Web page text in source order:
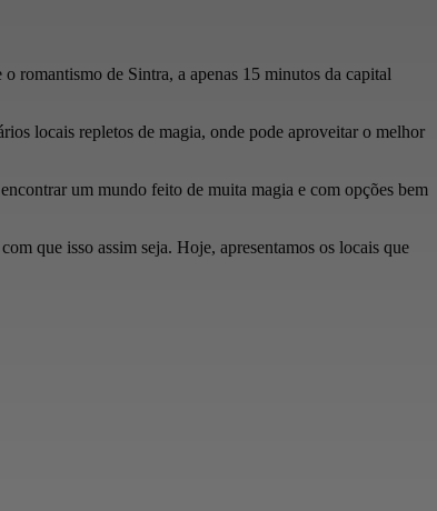
romantismo de Sintra, a apenas 15 minutos da capital
locais repletos de magia, onde pode aproveitar o melhor
um mundo feito de muita magia e com opções bem
que isso assim seja. Hoje, apresentamos os locais que